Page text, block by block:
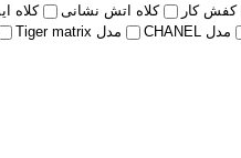
کفش کار کلاه اتش نشانی کلاه
مدل CHANEL مدل Tiger matrix